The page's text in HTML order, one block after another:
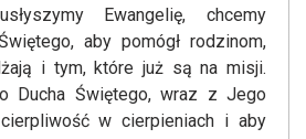
Ewangelię, chcemy
aby pomógł rodzinom,
i tym, które już są na misji.
Ducha Świętego, wraz z Jego
w cierpieniach i aby